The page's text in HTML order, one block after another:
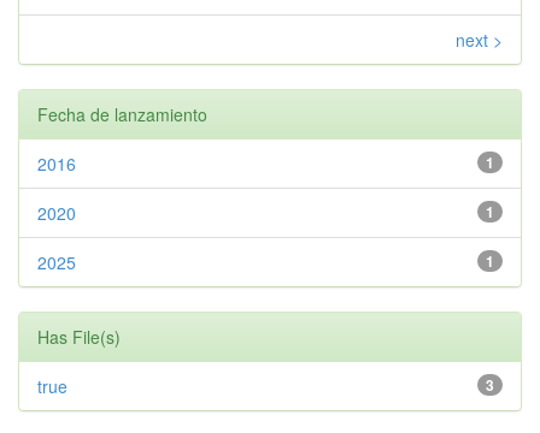
next >
Fecha de lanzamiento
1
2016
1
2020
1
2025
Has File(s)
3
true